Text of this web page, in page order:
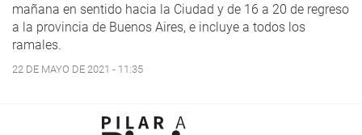
mañana en sentido hacia la Ciudad y de 16 a 20 de regreso
a la provincia de Buenos Aires, e incluye a todos los
ramales.
22 DE MAYO DE 2021 - 11:35